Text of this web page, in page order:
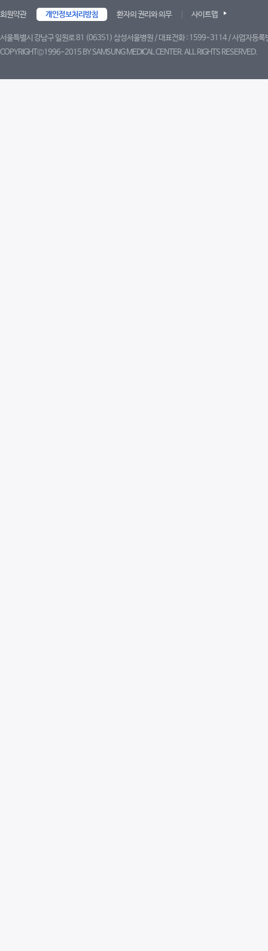
회원약관 개인정보처리방침 환자의 권리와 의무 사이트맵
서울특별시 강남구 일원로 81 (06351) 삼성서울병원 / 대표전화 : 1599-3114 / 사업자등
COPYRIGHT©1996-2015 BY SAMSUNG MEDICAL CENTER. ALL RIGHTS RESERVED.